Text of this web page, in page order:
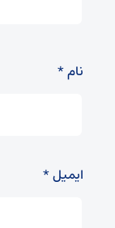
نام*
ایمیل*